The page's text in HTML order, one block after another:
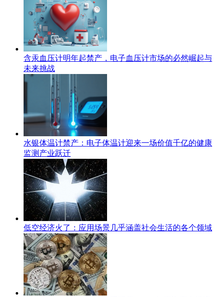
含汞血压计明年起禁产，电子血压计市场的必然崛起与
未来挑战
水银体温计禁产：电子体温计迎来一场价值千亿的健康
监测产业跃迁
低空经济火了：应用场景几乎涵盖社会生活的各个领域